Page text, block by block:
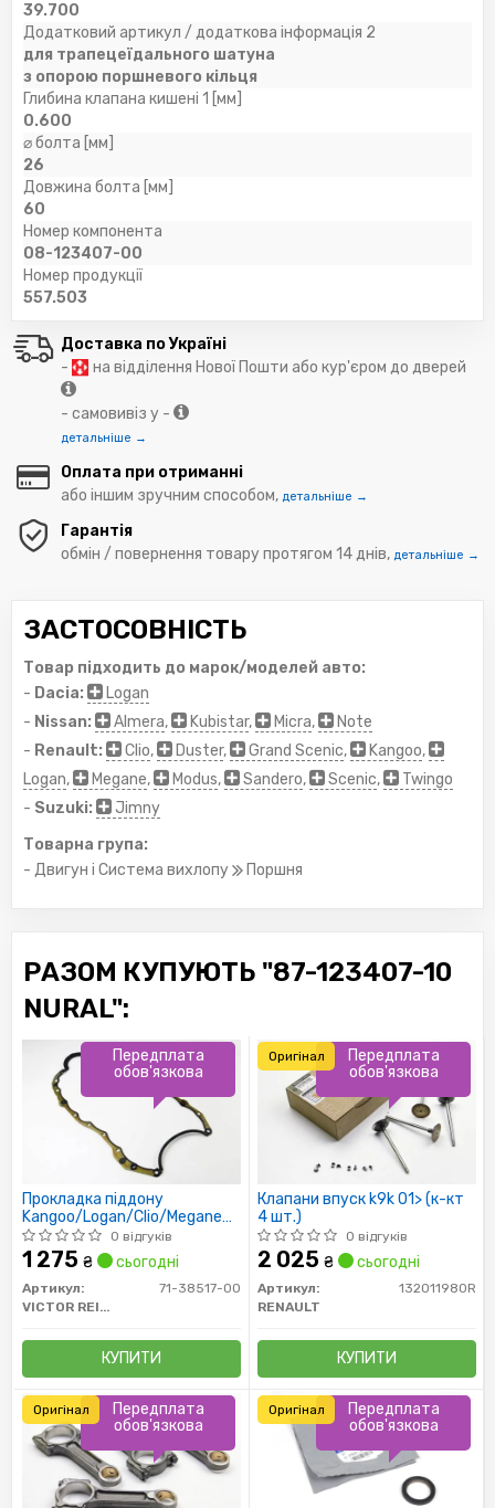
39.700
Додатковий артикул / додаткова інформація 2
для трапецеїдального шатуна
з опорою поршневого кільця
Глибина клапана кишені 1 [мм]
0.600
⌀ болта [мм]
26
Довжина болта [мм]
60
Номер компонента
08-123407-00
Номер продукції
557.503
Доставка по Україні
-
на відділення Нової Пошти або кур'єром до дверей
- самовивіз у -
детальніше →
Оплата при отриманні
або іншим зручним способом, детальніше →
Гарантія
обмін / повернення товару протягом 14 днів, детальніше →
ЗАСТОСОВНІСТЬ
Товар підходить до марок/моделей авто:
- Dacia:
Logan
- Nissan: Almera, Kubistar, Micra,
Note
- Renault: Clio, Duster, Grand Scenic, Kangoo,
Logan, Megane, Modus, Sandero, Scenic,
Twingo
- Suzuki:
Jimny
Товарна група:
- Двигун і Система вихлопу
Поршня
РАЗОМ КУПУЮТЬ "87-123407-10
NURAL":
Прокладка піддону
Kangoo/Logan/Clio/Megane
1.5dCi 04-
0 відгуків
1 275 ₴ сьогодні
Артикул:
71-38517-00
VICTOR REINZ
КУПИТИ
Передплата
обов'язкова
Клапани впуск k9k 01> (к-кт
4 шт.)
0 відгуків
2 025 ₴ сьогодні
Артикул:
132011980R
RENAULT
КУПИТИ
Передплата
обов'язкова
Оригінал
Передплата
обов'язкова
Оригінал
Передплата
обов'язкова
Оригінал